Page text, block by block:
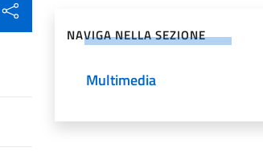
NAVIGA NELLA SEZIONE
Multimedia